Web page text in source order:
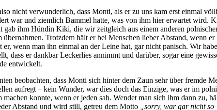
nicht verwunderlich, dass Monti, als er zu uns kam erst einmal
war und ziemlich Bammel hatte, was von ihm hier erwartet wird.
gab ihm Hündin Kiki, die wir zeitgleich aus einem anderen
übernahmen. Trotzdem hält er bei Menschen lieber Abstand, wenn er
er, wenn man ihn einmal an der Leine hat, gar nicht panisch. Wir
dass er dankbar Leckerlies annimmt und darüber, sogar eine
entwickelt.
beobachten, dass Monti sich hinter dem Zaun sehr über fremde
aufregt – kein Wunder, war dies doch das Einzige, was er im
machen konnte, wenn er jeden sah. Wendet man sich ihm dann zu,
Abstand und wird still, getreu dem Motto
„sorry, war gar nicht so